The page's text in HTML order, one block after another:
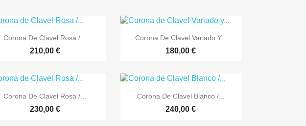
Vista rápida
Corona De Clavel Rosa /...
210,00 €
Vista rápida
Corona De Clavel Variado Y...
180,00 €
Vista rápida
Corona De Clavel Rosa /...
230,00 €
Vista rápida
Corona De Clavel Blanco /...
240,00 €